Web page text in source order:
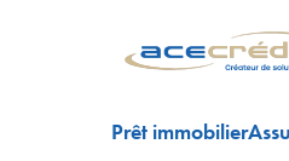
Prêt immobilier